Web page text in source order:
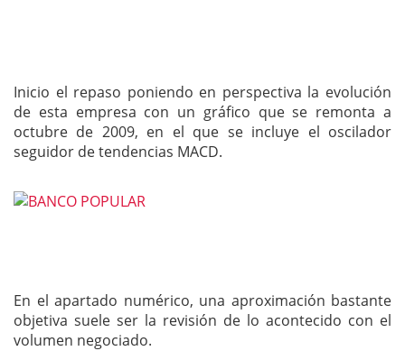
Inicio el repaso poniendo en perspectiva la evolución
de esta empresa con un gráfico que se remonta a
octubre de 2009, en el que se incluye el oscilador
seguidor de tendencias MACD.
En el apartado numérico, una aproximación bastante
objetiva suele ser la revisión de lo acontecido con el
volumen negociado.